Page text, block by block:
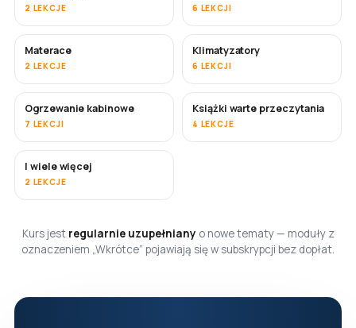
2 LEKCJE 6 LEKCJI
Materace
2 LEKCJE
WKRÓTCE
Klimatyzatory
6 LEKCJI
WKRÓTCE
Ogrzewanie kabinowe
7 LEKCJI
WKRÓTCE
Książki warte przeczytania
4 LEKCJE
WKRÓTCE
I wiele więcej
2 LEKCJE
Kurs jest regularnie uzupełniany o nowe tematy — moduły z
oznaczeniem „Wkrótce” pojawiają się w subskrypcji bez dopłat.